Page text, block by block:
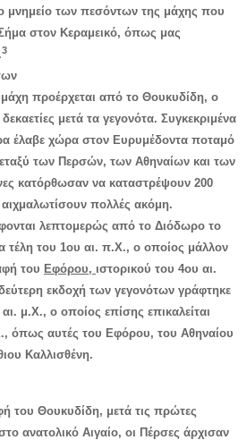
μνημείο των πεσόντων της μάχης που
στον Κεραμεικό, όπως μας
3
προέρχεται από το Θουκυδίδη, ο
μετά τα γεγονότα. Συγκεκριμένα
έλαβε χώρα στον Ευρυμέδοντα ποταμό
των Περσών, των Αθηναίων και των
κατόρθωσαν να καταστρέψουν 200
αιχμαλωτίσουν πολλές ακόμη.
λεπτομερώς από το Διόδωρο το
τέλη του 1ου αι. π.Χ., ο οποίος μάλλον
του Εφόρου, ιστορικού του 4ου αι.
εκδοχή των γεγονότων γράφτηκε
μ.Χ., ο οποίος επίσης επικαλείται
όπως αυτές του Εφόρου, του Αθηναίου
Καλλισθένη.
του Θουκυδίδη, μετά τις πρώτες
ανατολικό Αιγαίο, οι Πέρσες άρχισαν